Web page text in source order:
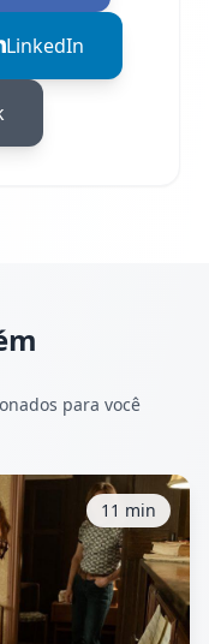
LinkedIn
para você
11 min